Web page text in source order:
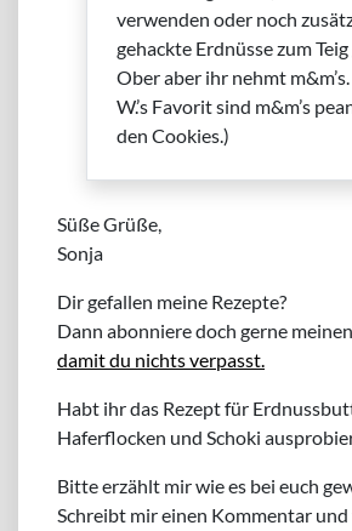
verwenden oder noch
gehackte Erdnüsse zum
Ober aber ihr nehmt
W.’s Favorit sind m&m’s
den Cookies.)
Süße Grüße,
Sonja
Dir gefallen meine Rezepte?
Dann abonniere doch gerne meinen
damit du nichts verpasst.
Habt ihr das Rezept für
Haferflocken und Schoki
Bitte erzählt mir wie es bei euch
Schreibt mir einen Kommentar